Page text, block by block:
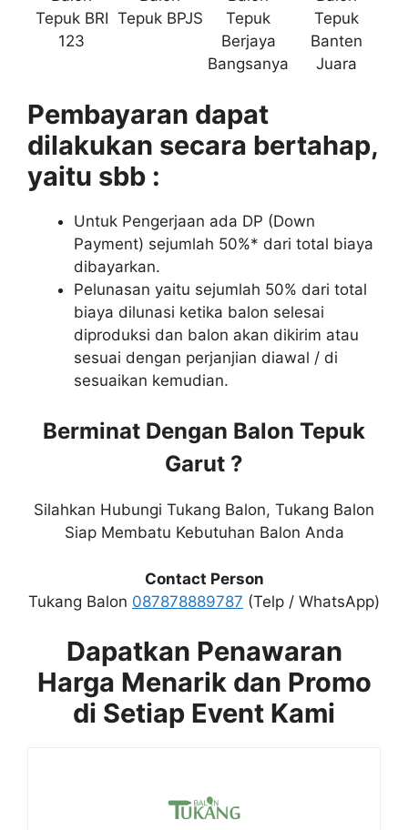
Tepuk BRI
123
Tepuk BPJS
Tepuk
Berjaya
Bangsanya
Tepuk
Banten
Juara
Pembayaran dapat
dilakukan secara bertahap,
yaitu sbb :
Untuk Pengerjaan ada DP (Down
Payment) sejumlah 50%* dari total biaya
dibayarkan.
Pelunasan yaitu sejumlah 50% dari total
biaya dilunasi ketika balon selesai
diproduksi dan balon akan dikirim atau
sesuai dengan perjanjian diawal / di
sesuaikan kemudian.
Berminat Dengan Balon Tepuk
Garut ?
Silahkan Hubungi Tukang Balon, Tukang Balon
Siap Membatu Kebutuhan Balon Anda
Contact Person
Tukang Balon 087878889787 (Telp / WhatsApp)
Dapatkan Penawaran
Harga Menarik dan Promo
di Setiap Event Kami